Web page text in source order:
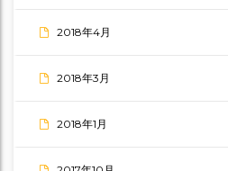
2018年4月
2018年3月
2018年1月